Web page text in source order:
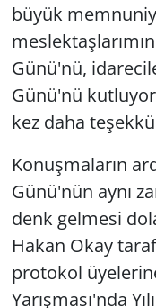
büyük
Günü'nü,
Günü'nü
kez daha
Konuşmaların
Günü'nün aynı
denk gelmesi
Hakan Okay
protokol
Yarışması'nda